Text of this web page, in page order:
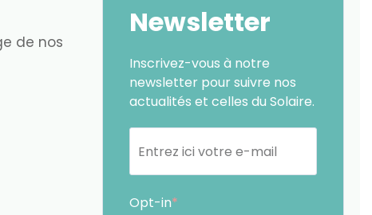
de nos
Newsletter
Inscrivez-vous à notre
newsletter pour suivre nos
actualités et celles du Solaire.
Opt-in